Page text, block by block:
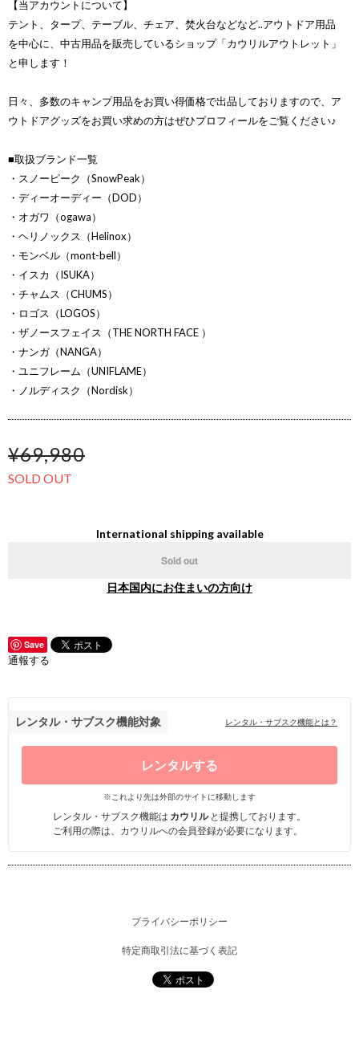
【当アカウントについて】
テント、タープ、テーブル、チェア、焚火台などなど..アウトドア用品
を中心に、中古用品を販売しているショップ「カウリルアウトレット」
と申します！
日々、多数のキャンプ用品をお買い得価格で出品しておりますので、ア
ウトドアグッズをお買い求めの方はぜひプロフィールをご覧ください♪
■取扱ブランド一覧
・スノーピーク（SnowPeak）
・ディーオーディー（DOD）
・オガワ（ogawa）
・ヘリノックス（Helinox）
・モンベル（mont-bell）
・イスカ（ISUKA）
・チャムス（CHUMS）
・ロゴス（LOGOS）
・ザノースフェイス（THE NORTH FACE ）
・ナンガ（NANGA）
・ユニフレーム（UNIFLAME）
・ノルディスク（Nordisk）
¥69,980
SOLD OUT
International shipping available
Sold out
日本国内にお住まいの方向け
Save
通報する
レンタル・サブスク機能対象 レンタル・サブスク機能とは？
レンタルする
※これより先は外部のサイトに移動します
レンタル・サブスク機能は カウリルと提携しております。
ご利用の際は、カウリルへの会員登録が必要になります。
プライバシーポリシー
特定商取引法に基づく表記